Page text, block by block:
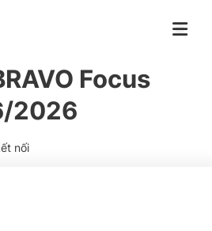
Focus
2026
nối